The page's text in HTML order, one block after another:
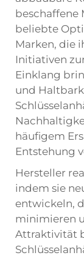
beschaffene
beliebte
Marken, die
Initiativen
Einklang
und
häufigem
Entstehung
Hersteller
indem sie
entwickeln,
minimieren
Attraktivität